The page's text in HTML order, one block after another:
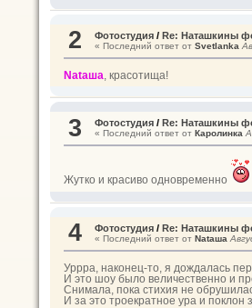
2 Фотостудия /Re: Наташкины
« Последний ответ отSvetlanka
Nataшa, красотища!
3 Фотостудия / Re: Наташкины
« Последний ответ от Каролинка
Жутко и красиво одновременно
4 Фотостудия /Re: Наташкины
« Последний ответ отNataшa
Уррра, наконец-то, я дождалась
И это шоу было величественно и
Снимала, пока стихия не
И за это троекратное ура и